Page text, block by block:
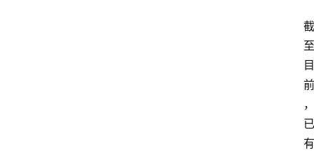
截
至
目
前
，
已
有